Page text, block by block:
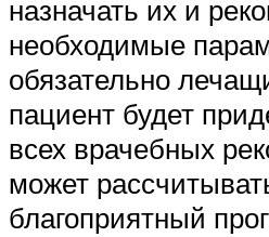
назначать их и
необходимые
обязательно
пациент будет
всех врачебных
может
благоприятный